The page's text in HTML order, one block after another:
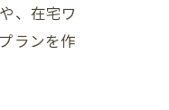
、在宅ワ
ランを作